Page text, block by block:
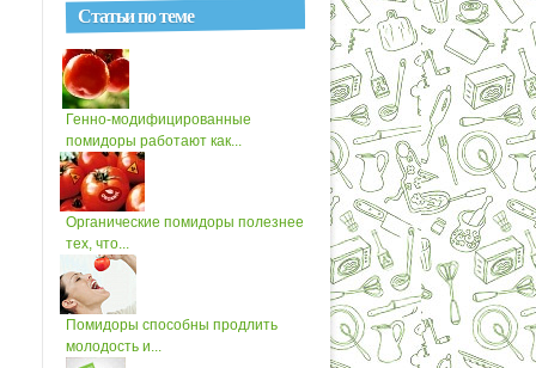
Статьи по теме
Генно-модифицированные
помидоры работают как...
Органические помидоры полезнее
тех, что...
Помидоры способны продлить
молодость и...